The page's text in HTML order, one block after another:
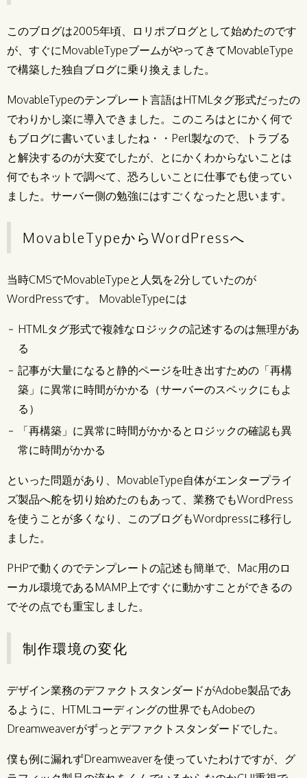
このブログは2005年頃、ロリポブログとして始めたのです
が、すぐにMovableTypeブームがやってきてMovableType
で構築した独自ブログに乗り換えました。
MovableTypeのテンプレート言語はHTMLタグ形式だったの
でわりかし楽に導入できました。このころはとにかく何で
もブログに書いていましたね・・Perl製なので、トラブる
と解決するのが大変でしたが、とにかくわからないことは
何でもネットで調べて、恐ろしいことに仕事でも使ってい
ました。サーバー側の勉強にはすごくなったと思います。
MovableTypeからWordPressへ
当時CMSでMovableTypeと人気を2分していたのが
WordPressです。 MovableTypeには
HTMLタグ形式で複雑なロジックの記述するのは無理があ
る
記事が大量になると静的ページを吐き出すための「再構
築」に異常に時間がかかる（サーバーのスペックにもよ
る）
「再構築」に異常に時間がかかるとロジックの確認も異
常に時間がかかる
といった問題があり、MovableType自体がエンタープライ
ズ製品へ舵を切り始めたのもあって、業務でもWordPress
を使うことが多くなり、このブログもWordpressに移行し
ました。
PHPで動くのでテンプレートの記述も簡単で、Mac用のロ
ーカル環境であるMAMP上ですぐに動かすことができるの
でその点でも重宝しました。
制作環境の変化
デザイン業務のデファクトスタンダードがAdobe製品であ
るように、HTMLコーディングの世界でもAdobeの
Dreamweaverがずっとデファクトスタンダードでした。
僕も例に漏れずDreamweaverを使っていたわけですが、グ